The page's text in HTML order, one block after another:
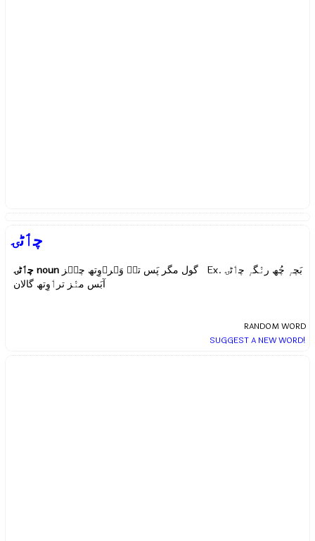
چٲٹۍ
چٲٹۍ noun گول مگر پَس تہٕ وَہرٲوِتھ چیٖز Ex.بَچہٕ چُھ رنٛگہٕ چٲٹۍ
آبَس منٛز ترٲوِتھ گالان
RANDOM WORD
SUGGEST A NEW WORD!